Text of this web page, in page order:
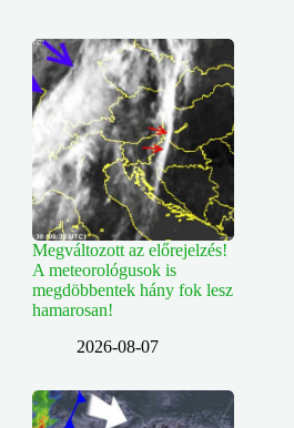
Megváltozott az előrejelzés!
A meteorológusok is
megdöbbentek hány fok lesz
hamarosan!
2026-08-07